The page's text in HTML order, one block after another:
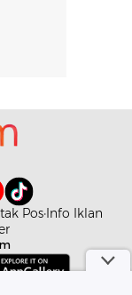
PosInfo Iklan